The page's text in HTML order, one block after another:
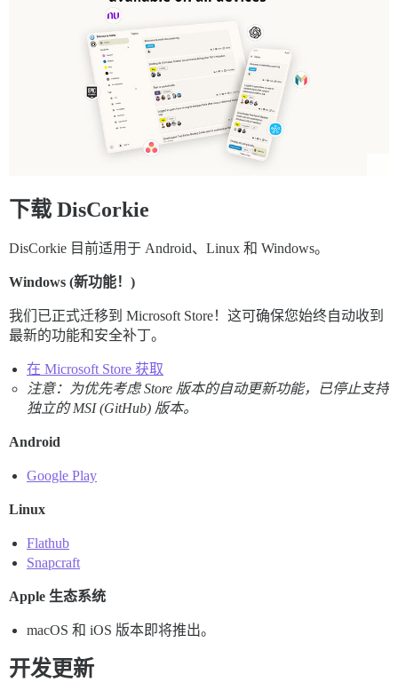
下载 DisCorkie
DisCorkie 目前适用于 Android、Linux 和 Windows。
Windows (新功能！)
我们已正式迁移到 Microsoft Store！这可确保您始终自动收到
最新的功能和安全补丁。
在 Microsoft Store 获取
注意：为优先考虑 Store 版本的自动更新功能，已停止支持
独立的 MSI (GitHub) 版本。
Android
Google Play
Linux
Flathub
Snapcraft
Apple 生态系统
macOS 和 iOS 版本即将推出。
开发更新